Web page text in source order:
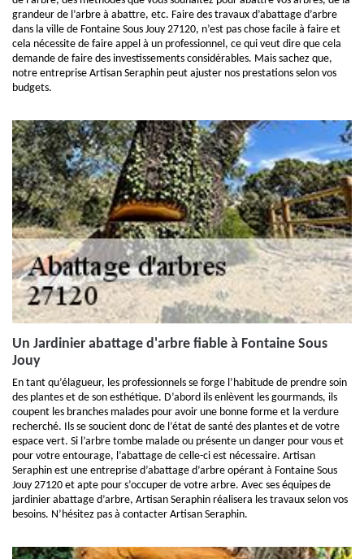
grandeur de l’arbre à abattre, etc. Faire des travaux d’abattage d’arbre
dans la ville de Fontaine Sous Jouy 27120, n’est pas chose facile à faire et
cela nécessite de faire appel à un professionnel, ce qui veut dire que cela
demande de faire des investissements considérables. Mais sachez que,
notre entreprise Artisan Seraphin peut ajuster nos prestations selon vos
budgets.
Un Jardinier abattage d'arbre fiable à Fontaine Sous
Jouy
En tant qu’élagueur, les professionnels se forge l’habitude de prendre soin
des plantes et de son esthétique. D’abord ils enlèvent les gourmands, ils
coupent les branches malades pour avoir une bonne forme et la verdure
recherché. Ils se soucient donc de l’état de santé des plantes et de votre
espace vert. Si l’arbre tombe malade ou présente un danger pour vous et
pour votre entourage, l’abattage de celle-ci est nécessaire. Artisan
Seraphin est une entreprise d’abattage d’arbre opérant à Fontaine Sous
Jouy 27120 et apte pour s’occuper de votre arbre. Avec ses équipes de
jardinier abattage d’arbre, Artisan Seraphin réalisera les travaux selon vos
besoins. N’hésitez pas à contacter Artisan Seraphin.